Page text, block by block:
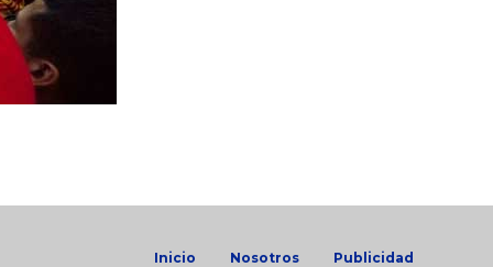
Inicio Nosotros Publicidad